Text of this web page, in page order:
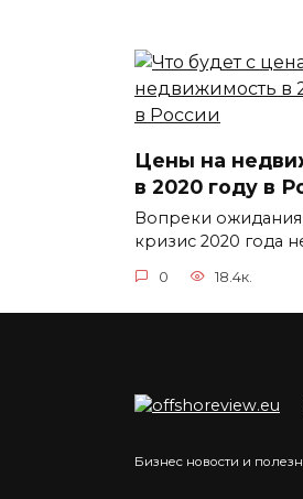
Цены на
в 2020 году в
Вопреки
кризис 2020 года
0 18.4к.
Аренда
Бизнес новости и